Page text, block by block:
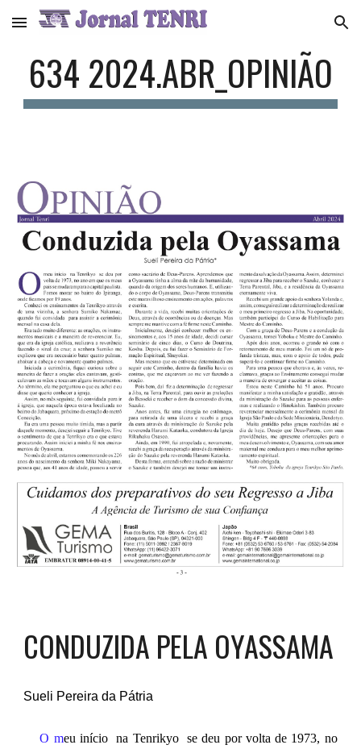
Skip to main content Skip to navigation
634 2024.ABR OPINIÃO
CONDUZIDA PELA OYASSAMA
Sueli Pereira da Pátria
O meu início na Tenrikyo se deu por volta de 1973, no